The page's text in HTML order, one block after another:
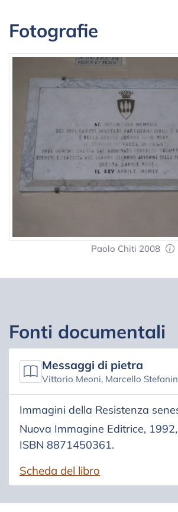
Fotografie
Paolo Chiti 2008
Fonti documentali
Messaggi di pietra
Vittorio Meoni, Marcello
Immagini della Resistenza
Nuova Immagine Editrice,
ISBN 8871450361.
Scheda del libro